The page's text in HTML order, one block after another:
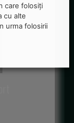
care folosiți
cu alte
urma folosirii